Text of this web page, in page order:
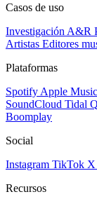
Casos de uso
Investigación A&R
Artistas Editores
Plataformas
Spotify Apple Music
SoundCloud Tidal
Boomplay
Social
Instagram TikTok X
Recursos